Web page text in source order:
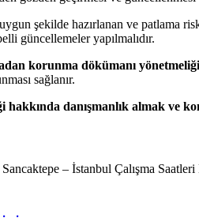
şekilde hazırlanan ve patlama
güncellemeler yapılmalıdır.
korunma dökümanı yönetmeliği
sağlanır.
danışmanlık almak ve
– İstanbul Çalışma